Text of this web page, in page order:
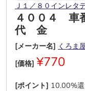
Ｊ１／８０インレタ
４００４
代 金
[メーカー名] くろま
[価格] ¥770
[ポイント] 10.00%還